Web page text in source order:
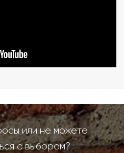
или не можете
с выбором?